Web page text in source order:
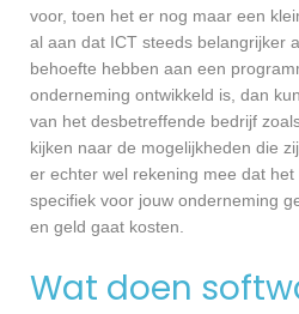
voor, toen het er nog maar een
al aan dat ICT steeds belangrijker
behoefte hebben aan een
onderneming ontwikkeld is, dan
van het desbetreffende bedrijf
kijken naar de mogelijkheden die
er echter wel rekening mee dat
specifiek voor jouw onderneming
en geld gaat kosten.
Wat doen